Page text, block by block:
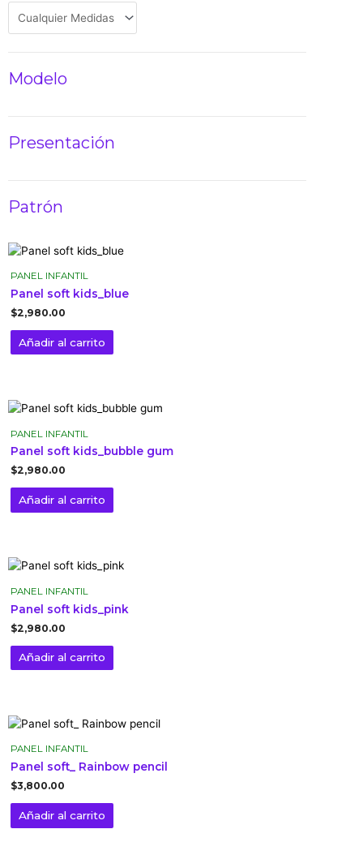
Modelo
Presentación
Patrón
PANEL INFANTIL
Panel soft kids_blue
$2,980.00
Añadir al carrito
PANEL INFANTIL
Panel soft kids_bubble gum
$2,980.00
Añadir al carrito
PANEL INFANTIL
Panel soft kids_pink
$2,980.00
Añadir al carrito
PANEL INFANTIL
Panel soft_ Rainbow pencil
$3,800.00
Añadir al carrito